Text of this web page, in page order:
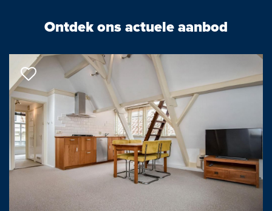
De indeling is als volgt:
Afgesloten entree met brievenbussen- en bellentableau. Lift naar
de 4e verdieping, alwaar overloop met 2 appartementen per
woonlaag. Ruime (inpandige) en eigen berging, gelegen naast
het appartement.
Entree woning met een ruime, speelse gang en meterkast.
Ontdek ons actuele aanbod